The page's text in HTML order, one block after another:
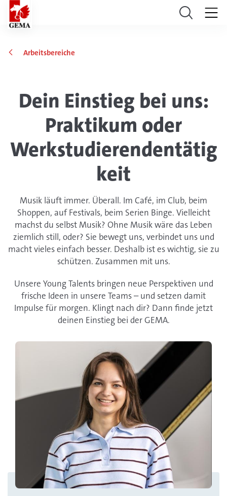
Arbeitsbereiche
Dein Einstieg bei uns:
Praktikum oder
Werkstudierendentätig
keit
Musik läuft immer. Überall. Im Café, im Club, beim
Shoppen, auf Festivals, beim Serien Binge. Vielleicht
machst du selbst Musik? Ohne Musik wäre das Leben
ziemlich still, oder? Sie bewegt uns, verbindet uns und
macht vieles einfach besser. Deshalb ist es wichtig, sie zu
schützen. Zusammen mit uns.
Unsere Young Talents bringen neue Perspektiven und
frische Ideen in unsere Teams – und setzen damit
Impulse für morgen. Klingt nach dir? Dann finde jetzt
deinen Einstieg bei der GEMA.